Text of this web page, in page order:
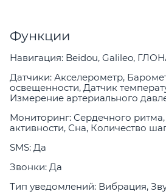
Функции
Навигация: Beidou, Galileo,
Датчики: Акселерометр,
освещенности, Датчик
Измерение артериального
Мониторинг: Сердечного
активности, Сна, Количество
SMS: Да
Звонки: Да
Тип уведомлений: Вибрация,